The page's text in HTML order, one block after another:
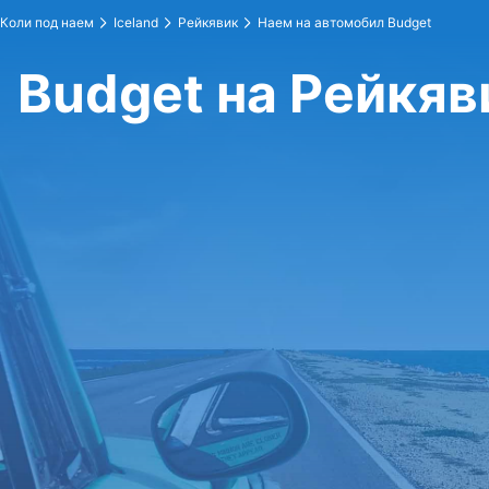
Коли под наем Iceland Рейкявик Наем на автомобил Budget
Budget на